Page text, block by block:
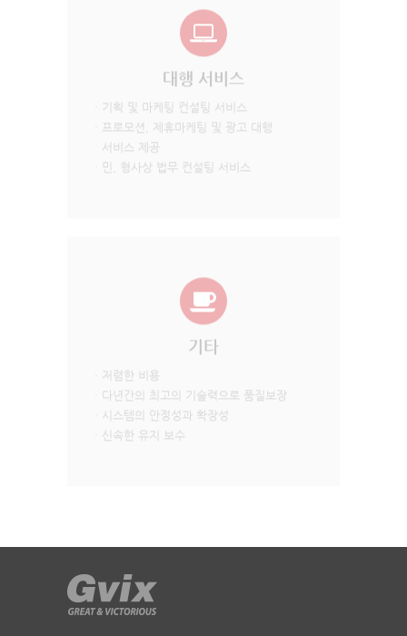
대행 서비스
· 프로모션, 제휴마케팅 및 광고 대행
서비스 제공
· 민, 형사상 법무 컨설팅 서비스
기타
· 다년간의 최고의 기술력으로 품질보장
· 시스템의 안정성과 확장성
· 신속한 유지 보수